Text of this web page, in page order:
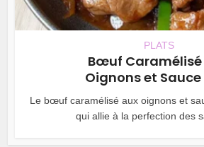
PLATS
Bœuf
Oignons et Sauce
Le bœuf caramélisé aux oignons et
qui allie à la perfection des